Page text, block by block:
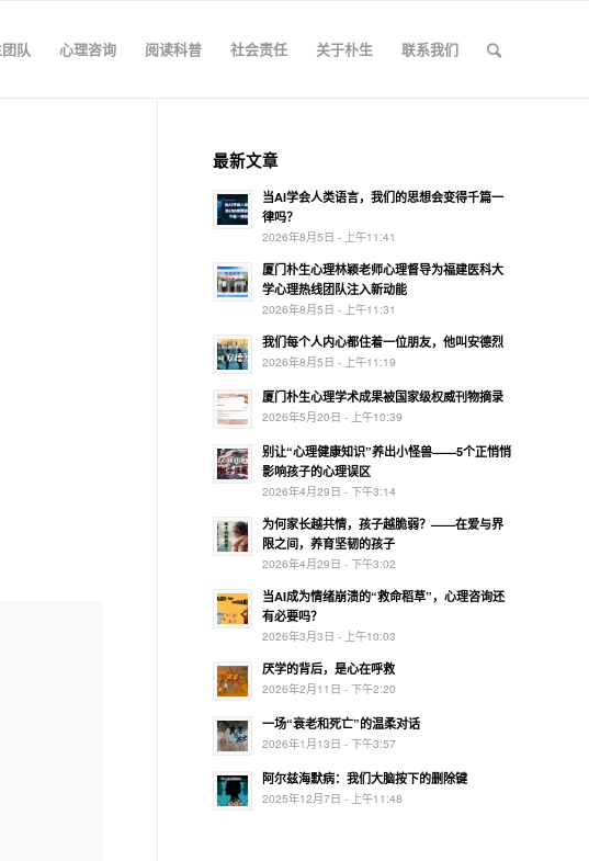
队 心理咨询 阅读科普 社会责任 关于朴生 联系我们
最新文章
当AI学会人类语言，我们的思想会变得千篇一
律吗？
2026年8月5日 - 上午11:41
厦门朴生心理林颖老师心理督导为福建医科大
学心理热线团队注入新动能
2026年8月5日 - 上午11:31
我们每个人内心都住着一位朋友，他叫安德烈
2026年8月5日 - 上午11:19
厦门朴生心理学术成果被国家级权威刊物摘录
2026年5月20日 - 上午10:39
别让“心理健康知识”养出小怪兽——5个正悄悄
影响孩子的心理误区
2026年4月29日 - 下午3:14
为何家长越共情，孩子越脆弱？——在爱与界
限之间，养育坚韧的孩子
2026年4月29日 - 下午3:02
当AI成为情绪崩溃的“救命稻草”，心理咨询还
有必要吗？
2026年3月3日 - 上午10:03
厌学的背后，是心在呼救
2026年2月11日 - 下午2:20
一场“衰老和死亡”的温柔对话
2026年1月13日 - 下午3:57
阿尔兹海默病：我们大脑按下的删除键
2025年12月7日 - 上午11:48